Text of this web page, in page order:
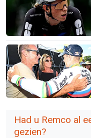
Had u Remco al
gezien?